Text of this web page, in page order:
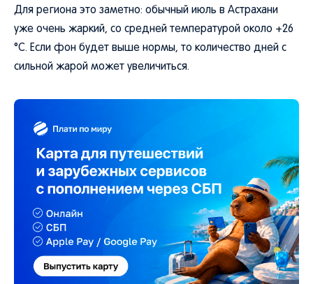
Для региона это заметно: обычный июль в Астрахани
уже очень жаркий, со средней температурой около +26
°C. Если фон будет выше нормы, то количество дней с
сильной жарой может увеличиться.